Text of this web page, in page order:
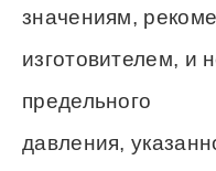
значениям,
изготовителем, и
предельного
давления,